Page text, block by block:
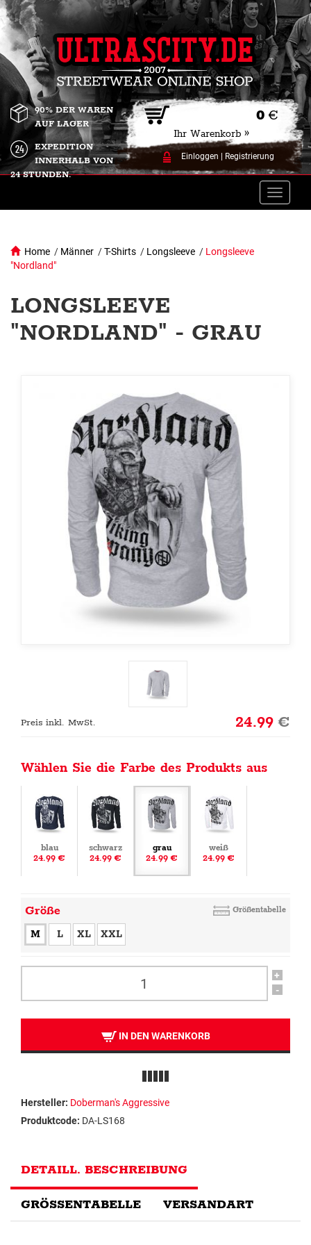
0 €
Ihr Warenkorb »
Einloggen Registrierung
90% DER WAREN
AUF LAGER
EXPEDITION
INNERHALB VON
24 STUNDEN.
Toggle
Home / Männer /T-Shirts / Longsleeve / Longsleeve
"Nordland"
LONGSLEEVE
"NORDLAND" - GRAU
Preis inkl. MwSt. 24.99€
Wählen Sie die Farbe des Produkts aus
blau
24.99 €
schwarz
24.99 €
grau
24.99 €
weiß
24.99 €
Größe Größentabelle
M L XL XXL
+
-
IN DEN WARENKORB
Hersteller: Doberman's Aggressive
Produktcode: DA-LS168
DETAILL. BESCHREIBUNG
GRÖSSENTABELLE VERSANDART